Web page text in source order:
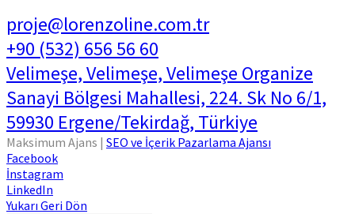
proje@lorenzoline.com.tr
+90 (532) 656 56 60
Velimeşe, Velimeşe, Velimeşe Organize
Sanayi Bölgesi Mahallesi, 224. Sk No 6/1,
59930 Ergene/Tekirdağ, Türkiye
Maksimum Ajans | SEO ve İçerik Pazarlama Ajansı
Facebook
İnstagram
LinkedIn
Yukarı Geri Dön